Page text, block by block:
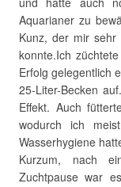
Aquarianer zu
Kunz, der mir sehr
konnte.Ich
Erfolg gelegentlich
25-Liter-Becken
Effekt. Auch
wodurch ich
Wasserhygiene
Kurzum, nach
Zuchtpause war